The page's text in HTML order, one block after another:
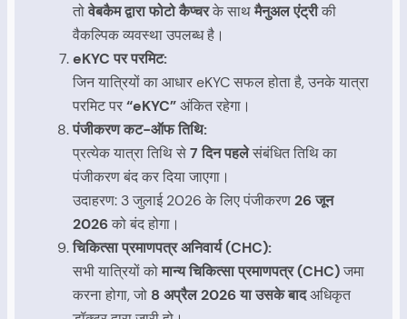
तोवेबकैम द्वारा फोटो कैप्चरके साथमैनुअल एंट्रीकी
वैकल्पिक व्यवस्था उपलब्ध है।
eKYC पर परमिट:
जिन यात्रियों का आधार eKYC सफल होता है, उनके यात्रा
परमिट पर“eKYC”अंकित रहेगा।
पंजीकरण कट-ऑफ तिथि:
प्रत्येक यात्रा तिथि से7 दिन पहलेसंबंधित तिथि का
पंजीकरण बंद कर दिया जाएगा।
उदाहरण: 3 जुलाई 2026 के लिए पंजीकरण26 जून
2026को बंद होगा।
चिकित्सा प्रमाणपत्र अनिवार्य (CHC):
सभी यात्रियों कोमान्य चिकित्सा प्रमाणपत्र (CHC)जमा
करना होगा, जो 8 अप्रैल 2026 या उसके बादअधिकृत